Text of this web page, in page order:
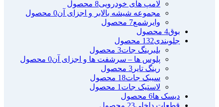
لامپ های خودرویی8 محصول
مجموعه شیشه بالابر و اجزای آن0 محصول
وایرشمع7 محصول
بوق4 محصول
جلوبندی132 محصول
بلبرینگ جات3 محصول
پلوس ها – سرشفت ها و اجزای آن0 محصول
رینگ تایر 3 محصول
سیبک جات18 محصول
لاستیک جات 1 محصول
دیسک ها6 محصول
قطعات داخلی23 محصول